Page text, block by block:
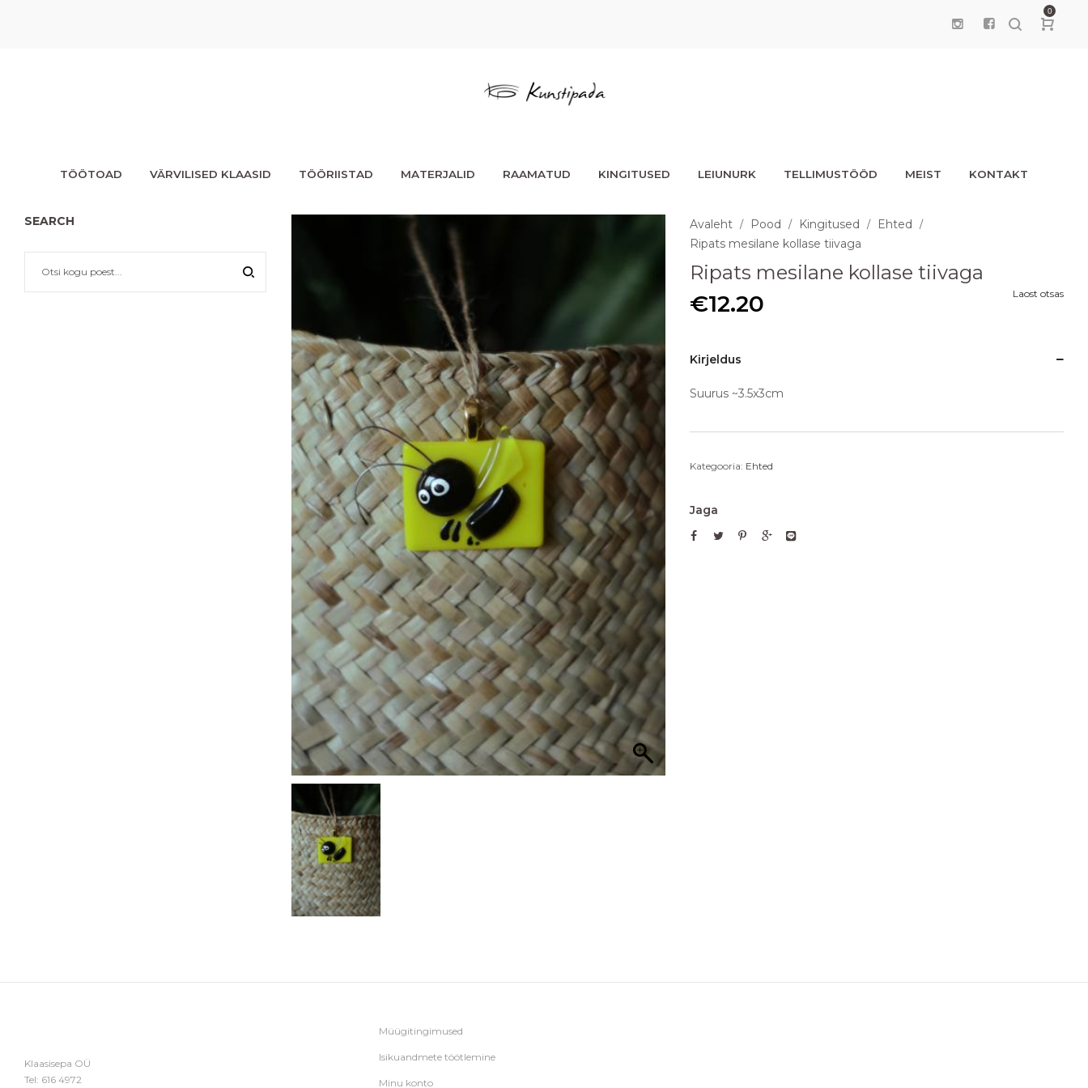
0
TÖÖTOAD VÄRVILISED KLAASID TÖÖRIISTAD MATERJALID RAAMATUD KINGITUSED LEIUNURK TELLIMUSTÖÖD MEIST KONTAKT
Avaleht / Pood / Kingitused / Ehted /
Ripats mesilane kollase tiivaga
Ripats mesilane kollase tiivaga
Laost otsas
€12.20
Kirjeldus
Suurus ~3.5x3cm
Kategooria: Ehted
Jaga
SEARCH
Klaasisepa OÜ
Tel: 616 4972
Müügitingimused
Isikuandmete töötlemine
Minu konto